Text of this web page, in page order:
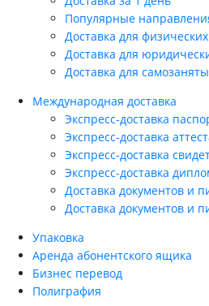
Популярные
Доставка для
Доставка для
Доставка для
Международная доставка
Экспресс-доставка
Экспресс-доставка
Экспресс-доставка
Экспресс-доставка
Доставка документов и
Доставка документов и
Упаковка
Аренда абонентского ящика
Бизнес перевод
Полиграфия